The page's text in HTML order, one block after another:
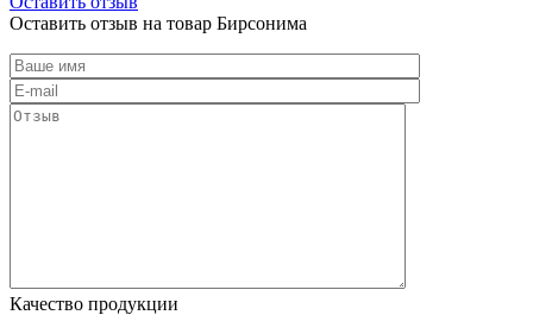
Оставить отзыв на товар Бирсонима
Качество продукции